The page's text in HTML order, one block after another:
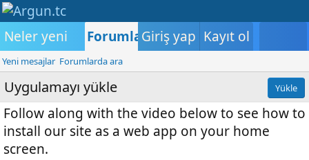
Neler yeni Forumlar Medya Kullanıcılar
Giriş yap Kayıt ol
Yeni mesajlar Forumlarda ara
Uygulamayı yükle Yükle
Follow along with the video below to see how to
install our site as a web app on your home
screen.